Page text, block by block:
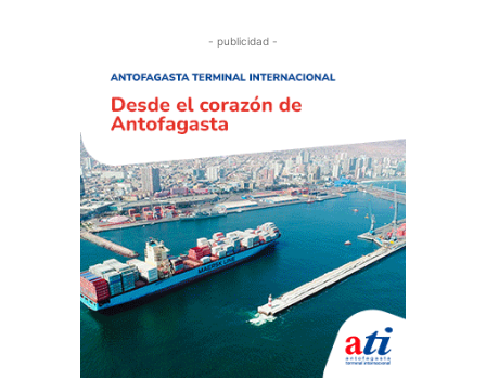
- publicidad -